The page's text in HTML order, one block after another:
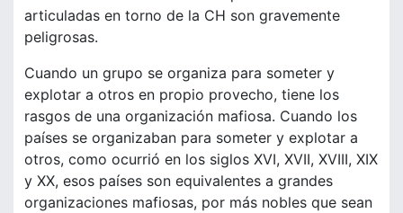
articuladas en torno de la CH son gravemente
peligrosas.
Cuando un grupo se organiza para someter y
explotar a otros en propio provecho, tiene los
rasgos de una organización mafiosa. Cuando los
países se organizaban para someter y explotar a
otros, como ocurrió en los siglos XVI, XVII, XVIII, XIX
y XX, esos países son equivalentes a grandes
organizaciones mafiosas, por más nobles que sean